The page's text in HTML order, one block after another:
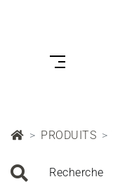
PRODUITS
Recherche